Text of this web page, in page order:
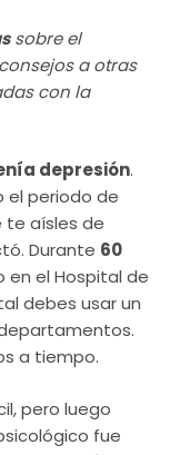
sobre el
a otras
con la
depresión.
el periodo de
te aísles de
Durante 60
el Hospital de
debes usar un
a tiempo.
pero luego
fue